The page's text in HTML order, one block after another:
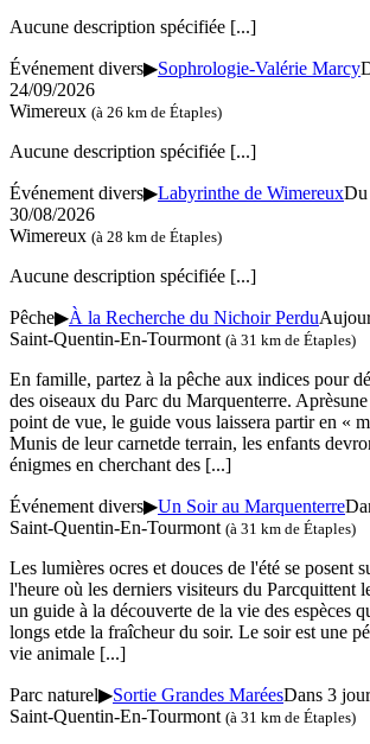
Aucune description spécifiée [...]
Événement divers▶Sophrologie-Valérie Marcy
24/09/2026
Wimereux (à 26 km de Étaples)
Aucune description spécifiée [...]
Événement divers▶Labyrinthe de WimereuxDu
30/08/2026
Wimereux (à 28 km de Étaples)
Aucune description spécifiée [...]
Pêche▶À la Recherche du Nichoir Perdu
Saint-Quentin-En-Tourmont (à 31 km de Étaples)
En famille, partez à la pêche aux indices pour
des oiseaux du Parc du Marquenterre.
point de vue, le guide vous laissera partir en «
Munis de leur carnetde terrain, les enfants
énigmes en cherchant des [...]
Événement divers▶Un Soir au Marquenterre
Saint-Quentin-En-Tourmont (à 31 km de Étaples)
Les lumières ocres et douces de l'été se posent
l'heure où les derniers visiteurs du Parcquittent
un guide à la découverte de la vie des espèces
longs etde la fraîcheur du soir. Le soir est une
vie animale [...]
Parc naturel▶Sortie Grandes MaréesDans 3
Saint-Quentin-En-Tourmont (à 31 km de Étaples)